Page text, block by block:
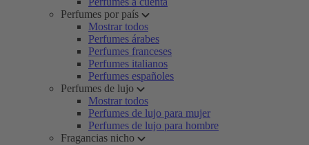
Perfumes por país
Mostrar todos
Perfumes árabes
Perfumes franceses
Perfumes italianos
Perfumes españoles
Perfumes de lujo
Mostrar todos
Perfumes de lujo para mujer
Perfumes de lujo para hombre
Fragancias nicho